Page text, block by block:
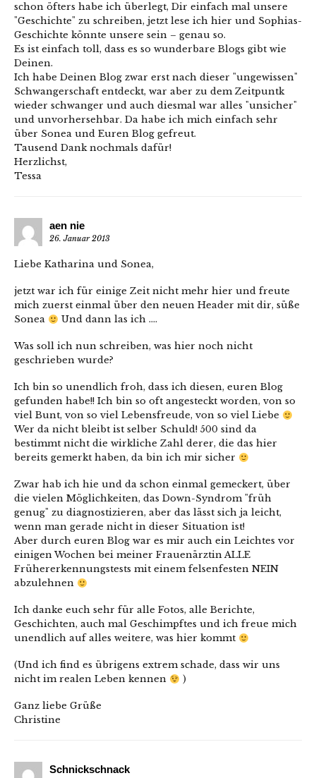
schon öfters habe ich überlegt, Dir einfach mal unsere
"Geschichte" zu schreiben, jetzt lese ich hier und Sophias-
Geschichte könnte unsere sein – genau so.
Es ist einfach toll, dass es so wunderbare Blogs gibt wie
Deinen.
Ich habe Deinen Blog zwar erst nach dieser "ungewissen"
Schwangerschaft entdeckt, war aber zu dem Zeitpuntk
wieder schwanger und auch diesmal war alles "unsicher"
und unvorhersehbar. Da habe ich mich einfach sehr
über Sonea und Euren Blog gefreut.
Tausend Dank nochmals dafür!
Herzlichst,
Tessa
aen nie
26. Januar 2013
Liebe Katharina und Sonea,
jetzt war ich für einige Zeit nicht mehr hier und freute
mich zuerst einmal über den neuen Header mit dir, süße
Sonea
Und dann las ich ….
Was soll ich nun schreiben, was hier noch nicht
geschrieben wurde?
Ich bin so unendlich froh, dass ich diesen, euren Blog
gefunden habe!! Ich bin so oft angesteckt worden, von so
viel Bunt, von so viel Lebensfreude, von so viel Liebe
Wer da nicht bleibt ist selber Schuld! 500 sind da
bestimmt nicht die wirkliche Zahl derer, die das hier
bereits gemerkt haben, da bin ich mir sicher
Zwar hab ich hie und da schon einmal gemeckert, über
die vielen Möglichkeiten, das Down-Syndrom "früh
genug" zu diagnostizieren, aber das lässt sich ja leicht,
wenn man gerade nicht in dieser Situation ist!
Aber durch euren Blog war es mir auch ein Leichtes vor
einigen Wochen bei meiner Frauenärztin ALLE
Frühererkennungstests mit einem felsenfesten NEIN
abzulehnen
Ich danke euch sehr für alle Fotos, alle Berichte,
Geschichten, auch mal Geschimpftes und ich freue mich
unendlich auf alles weitere, was hier kommt
(Und ich find es übrigens extrem schade, dass wir uns
nicht im realen Leben kennen
)
Ganz liebe Grüße
Christine
Schnickschnack